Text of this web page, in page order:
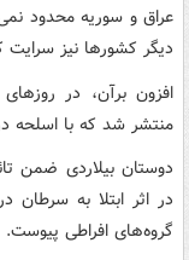
عراق و سوریه محدود
دیگر کشور‌ها نیز
افزون برآن، در
منتشر شد که با اسلحه
دوستان بیلاردی ضمن
در اثر ابتلا به
گروه‌های افراطی پیوست.